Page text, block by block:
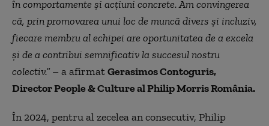
în comportamente și acțiuni concrete. Am convingerea
că, prin promovarea unui loc de muncă divers și incluziv,
fiecare membru al echipei are oportunitatea de a excela
și de a contribui semnificativ la succesul nostru
colectiv.”– a afirmatGerasimos Contoguris,
Director People & Culture al Philip Morris România.
În 2024, pentru al zecelea an consecutiv, Philip